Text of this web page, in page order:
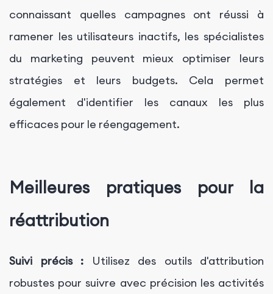
connaissant quelles campagnes ont réussi à
ramener les utilisateurs inactifs, les spécialistes
du marketing peuvent mieux optimiser leurs
stratégies et leurs budgets. Cela permet
également d'identifier les canaux les plus
efficaces pour le réengagement.
Meilleures pratiques pour la
réattribution
Suivi précis : Utilisez des outils d'attribution
robustes pour suivre avec précision les activités